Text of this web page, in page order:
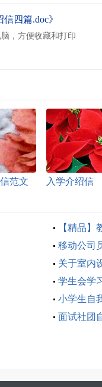
四篇.doc》
，方便收藏和打印
范文 入学介绍信
【精品】
移动公司
关于室内
学生会学
小学生自
面试社团